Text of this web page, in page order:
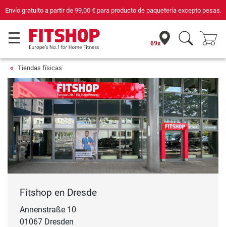
paquetería excepto pesas. Compra con seguridad en Fitshop, comercio con
69x
Tiendas físicas
Fitshop en Dresde
Annenstraße 10
01067 Dresden